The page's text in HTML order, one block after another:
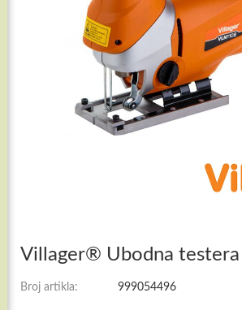
Villager® Ubodna
Broj artikla: 999054496